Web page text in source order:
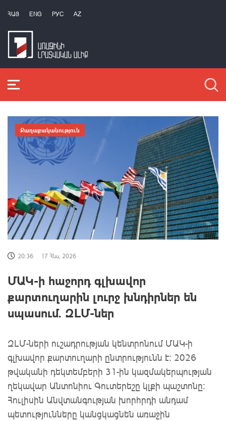
ՀԱՅ ENG РУС AZ
Քաղաքականություն
20:36 17 Հնս, 2026
ՄԱԿ-ի հաջորդ գլխավոր
քարտուղարին լուրջ խնդիրներ են
սպասում. ԶԼՄ-ներ
ԶԼՄ-ների ուշադրության կենտրոնում ՄԱԿ-ի
գլխավոր քարտուղարի ընտրությունն է: 2026
թվականի դեկտեմբերի 31-ին կազմակերպության
ղեկավար Անտոնիու Գուտերեշը կլքի պաշտոնը:
Հուլիսին Անվտանգության խորհրդի անդամ
պետությունները կանցկացնեն առաջին